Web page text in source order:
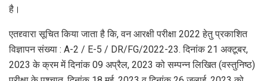
है।
एतद्द्वारा सूचित किया जाता है कि, वन आरक्षी परीक्षा 2022 हेतु प्रकाशित
विज्ञापन संख्या : A-2 / E-5 / DR/FG/2022-23. दिनांक 21 अक्टूबर,
2023 के क्रम में दिनांक 09 अप्रैल, 2023 को सम्पन्न लिखित (वस्तुनिष्ठ)